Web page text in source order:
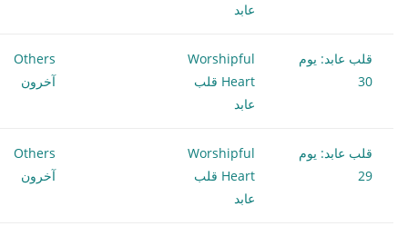
عابد
قلب عابد: يوم
30
Worshipful
Heart قلب
عابد
Others
آخرون
قلب عابد: يوم
29
Worshipful
Heart قلب
عابد
Others
آخرون